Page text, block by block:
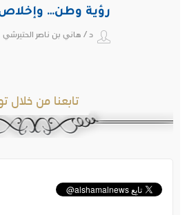
رؤية وطن…
د / هاني بن ناصر الحتيرشي
تابعنا من خلال